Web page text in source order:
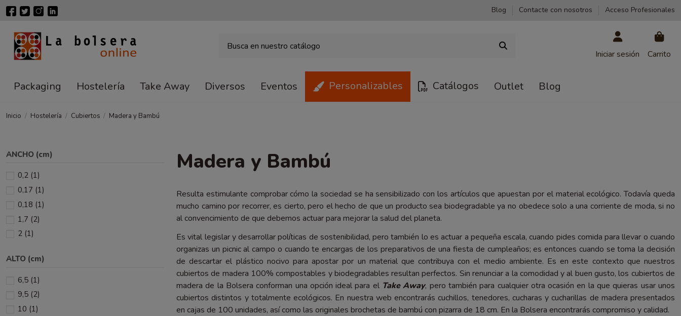
Blog Contacte con nosotros Acceso Profesionales
Iniciar sesión Carrito
Packaging Hostelería Take Away Diversos Eventos Personalizables Catálogos Outlet Blog
Inicio Hostelería Cubiertos Madera y Bambú
Madera y Bambú
Resulta estimulante comprobar cómo la sociedad se ha sensibilizado con los artículos que apuestan por el material ecológico. Todavía queda
mucho camino por recorrer, es cierto, pero el hecho de que un producto sea biodegradable ya no obedece solo a una corriente de moda, si no
al convencimiento de que debemos actuar para mejorar la salud del planeta.
Es vital legislar y desarrollar políticas de sostenibilidad, pero también lo es actuar a pequeña escala, cuando pides comida para llevar o cuando
organizas un picnic al campo o cuando te encargas de los preparativos de una fiesta de cumpleaños; es entonces cuando se toma la decisión
de descartar el plástico nocivo para apostar por un material que contribuya con el medio ambiente. Es en este contexto que nuestros
cubiertos de madera 100% compostables y biodegradables resultan perfectos. Sin renunciar a la comodidad y al buen gusto, los cubiertos de
madera de la Bolsera conforman una opción ideal para el Take Away, pero también para cualquier otra ocasión en la que quieras usar unos
cubiertos distintos y totalmente ecológicos. En nuestra web encontrarás cuchillos, tenedores, cucharas y cucharillas de madera presentados
en cajas de 100 unidades, así como las originales brochetas de bambú con pizarra de 18 cm. En la Bolsera encontrarás compromiso y calidad.
ANCHO (cm)
0,2 (1)
0,17 (1)
0,18 (1)
1,7 (2)
2 (1)
ALTO (cm)
6,5 (1)
9,5 (2)
10 (1)